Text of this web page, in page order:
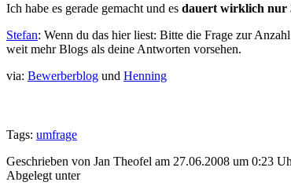
Ich habe es gerade gemacht und es dauert wirklich nur
Stefan: Wenn du das hier liest: Bitte die Frage zur
weit mehr Blogs als deine Antworten vorsehen.
via: Bewerberblog und Henning
Tags: umfrage
Geschrieben von Jan Theofel am 27.06.2008 um 0:23
Abgelegt unter